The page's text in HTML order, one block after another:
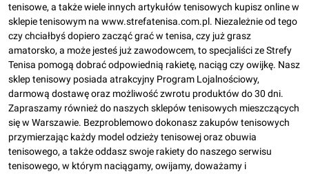
tenisowe, a także wiele innych artykułów tenisowych kupisz online w
sklepie tenisowym na www.strefatenisa.com.pl. Niezależnie od tego
czy chciałbyś dopiero zacząć grać w tenisa, czy już grasz
amatorsko, a może jesteś już zawodowcem, to specjaliści ze Strefy
Tenisa pomogą dobrać odpowiednią rakietę, naciąg czy owijkę. Nasz
sklep tenisowy posiada atrakcyjny Program Lojalnościowy,
darmową dostawę oraz możliwość zwrotu produktów do 30 dni.
Zapraszamy również do naszych sklepów tenisowych mieszczących
się w Warszawie. Bezproblemowo dokonasz zakupów tenisowych
przymierzając każdy model odzieży tenisowej oraz obuwia
tenisowego, a także oddasz swoje rakiety do naszego serwisu
tenisowego, w którym naciągamy, owijamy, doważamy i